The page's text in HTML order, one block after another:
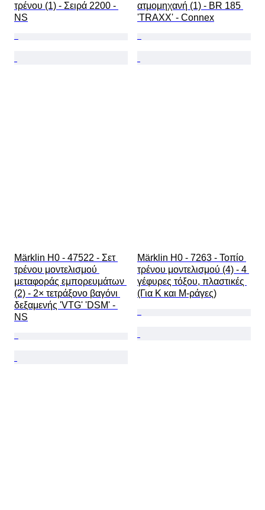
τρένου (1) - Σειρά 2200 -
NS
ατμομηχανή (1) - BR 185
'TRAXX' - Connex
Märklin H0 - 47522 - Σετ
τρένου μοντελισμού
μεταφοράς εμπορευμάτων
(2) - 2× τετράξονο βαγόνι
δεξαμενής 'VTG' 'DSM' -
NS
Märklin H0 - 7263 - Τοπίο
τρένου μοντελισμού (4) - 4
γέφυρες τόξου, πλαστικές
(Για K και M-ράγες)